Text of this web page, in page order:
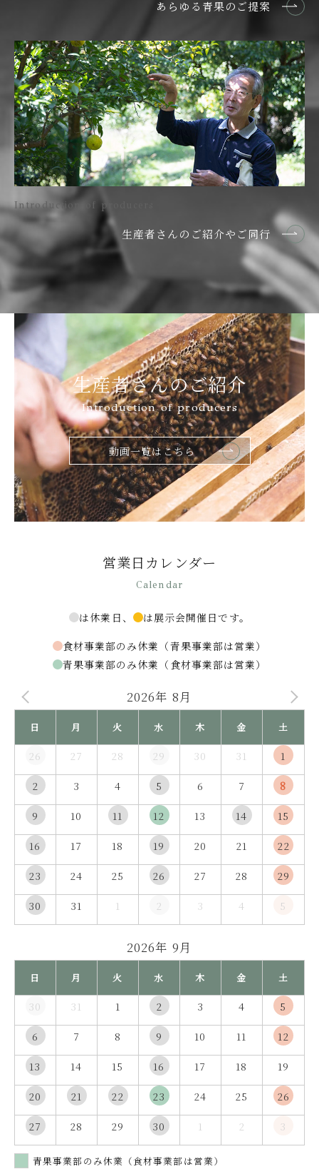
あらゆる青果のご提案
Introduction of producers
生産者さんのご紹介やご同行
生産者さんのご紹介
Introduction of producers
動画一覧はこちら
営業日カレンダー
Calendar
は休業日、
は展示会開催日です。
食材事業部のみ休業（青果事業部は営業）
青果事業部のみ休業（食材事業部は営業）
2026年 8月
日 月 火 水 木 金 土
26 27 28 29 30 31 1
2 3 4 5 6 7 8
9 10 11 12 13 14 15
16 17 18 19 20 21 22
23 24 25 26 27 28 29
30 31 1 2 3 4 5
2026年 9月
日 月 火 水 木 金 土
30 31 1 2 3 4 5
6 7 8 9 10 11 12
13 14 15 16 17 18 19
20 21 22 23 24 25 26
27 28 29 30 1 2 3
青果事業部のみ休業（食材事業部は営業）